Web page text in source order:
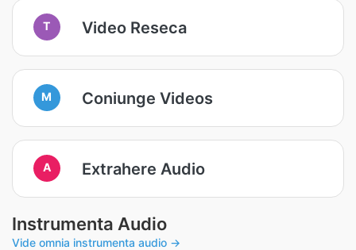
T Video Reseca
M Coniunge Videos
A Extrahere Audio
Instrumenta Audio
Vide omnia instrumenta audio →